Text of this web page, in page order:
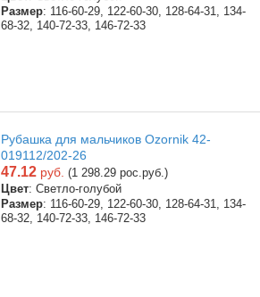
Размер: 116-60-29, 122-60-30, 128-64-31, 134-
68-32, 140-72-33, 146-72-33
Рубашка для мальчиков Ozornik 42-
019112/202-26
47.12 руб. (1 298.29 рос.руб.)
Цвет: Светло-голубой
Размер: 116-60-29, 122-60-30, 128-64-31, 134-
68-32, 140-72-33, 146-72-33